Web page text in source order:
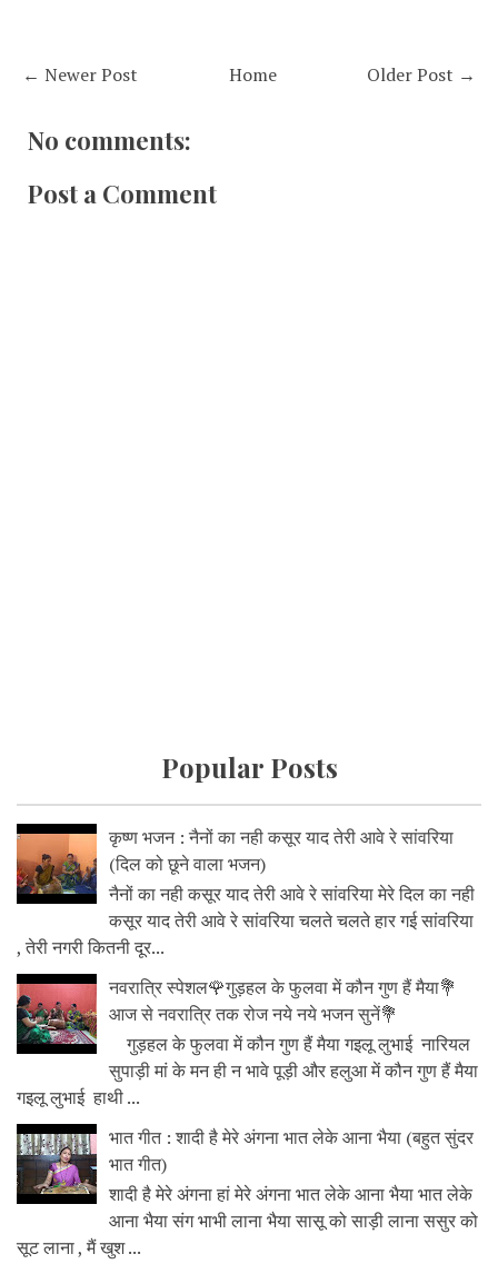
← Newer Post Older Post →
Home
No comments:
Post a Comment
Popular Posts
कृष्ण भजन : नैनों का नही कसूर याद तेरी आवे रे सांवरिया
(दिल को छूने वाला भजन)
नैनों का नही कसूर याद तेरी आवे रे सांवरिया मेरे दिल का नही
कसूर याद तेरी आवे रे सांवरिया चलते चलते हार गई सांवरिया
, तेरी नगरी कितनी दूर...
नवरात्रि स्पेशल🌹गुड़हल के फुलवा में कौन गुण हैं मैया💐
आज से नवरात्रि तक रोज नये नये भजन सुनें💐
गुड़हल के फुलवा में कौन गुण हैं मैया गइलू लुभाई नारियल
सुपाड़ी मां के मन ही न भावे पूड़ी और हलुआ में कौन गुण हैं मैया
गइलू लुभाई हाथी ...
भात गीत : शादी है मेरे अंगना भात लेके आना भैया (बहुत सुंदर
भात गीत)
शादी है मेरे अंगना हां मेरे अंगना भात लेके आना भैया भात लेके
आना भैया संग भाभी लाना भैया सासू को साड़ी लाना ससुर को
सूट लाना , मैं खुश ...